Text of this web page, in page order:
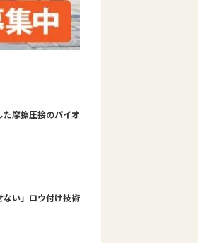
摩擦圧接のパイオ
ない」ロウ付け技術